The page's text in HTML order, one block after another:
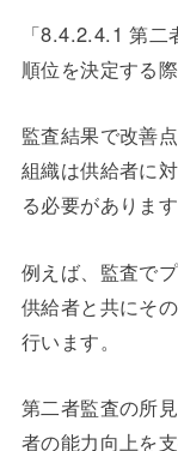
「8.4.2.4.1 第
順位を決定する
監査結果で改善
組織は供給者に
る必要があります
例えば、監査で
供給者と共にそ
行います。
第二者監査の所
者の能力向上を支